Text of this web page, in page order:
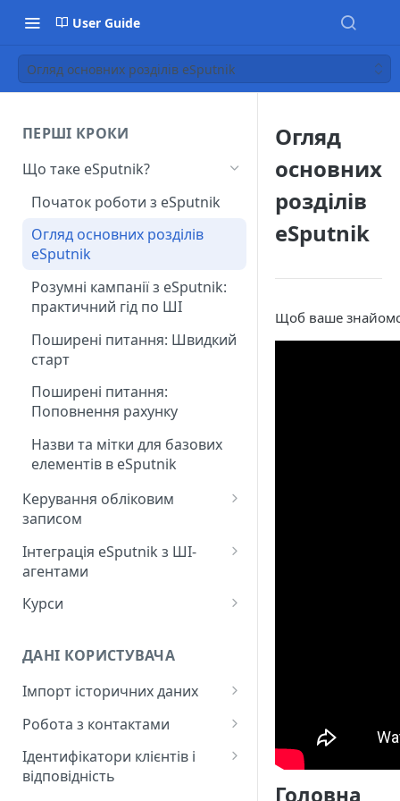
User Guide
Огляд основних розділів eSputnik
ПЕРШІ КРОКИ
Що таке eSputnik?
Початок роботи з eSputnik
Огляд основних розділів
eSputnik
Розумні кампанії з eSputnik:
практичний гід по ШІ
Поширені питання: Швидкий
старт
Поширені питання:
Поповнення рахунку
Назви та мітки для базових
елементів в eSputnik
Керування обліковим
записом
Створення акаунту
Підключення МФА
Керування користувачами
занепокоєння
Контроль за подіями,
мітками та промокодами
Автентифікація через OAuth
Інтеграція eSputnik з ШІ-
агентами
Налаштування плагіна Yespo
для Claude Code та Claude
Налаштування плагіна Yespo
для OpenAI Codex
Курси
ДАНІ КОРИСТУВАЧА
Імпорт історичних даних
Додавання нових контактів
Завантаження бази
мобільних токенів
Робота з контактами
Робота з картками контактів
Опції керування контактами
Ідентифікатори клієнтів і
відповідність
Огляд
основних
розділів
eSputnik
Щоб ваше
Головна